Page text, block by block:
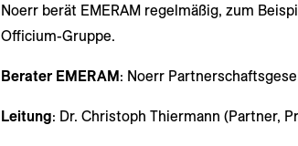
Noerr berät EMERAM regelmäßig, zum
Officium-Gruppe.
Berater EMERAM: Noerr
Leitung: Dr. Christoph Thiermann (Partner,